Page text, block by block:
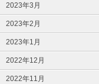
2023年3月
2023年2月
2023年1月
2022年12月
2022年11月